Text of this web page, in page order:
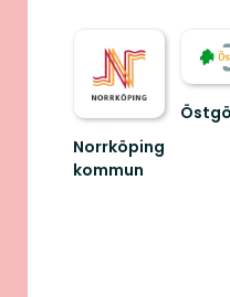
Norrköping
kommun